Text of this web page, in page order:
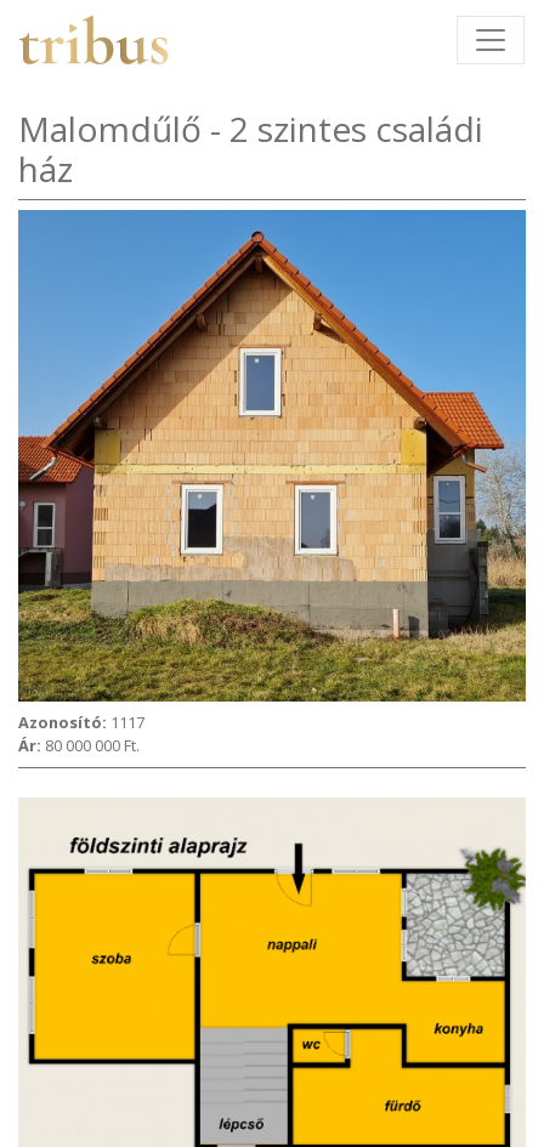
Malomdűlő - 2 szintes családi
ház
Azonosító: 1117
Ár: 80 000 000 Ft.